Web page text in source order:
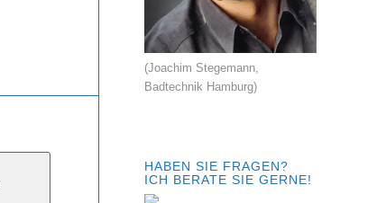
(Joachim Stegemann,
Badtechnik Hamburg)
HABEN SIE FRAGEN?
ICH BERATE SIE GERNE!